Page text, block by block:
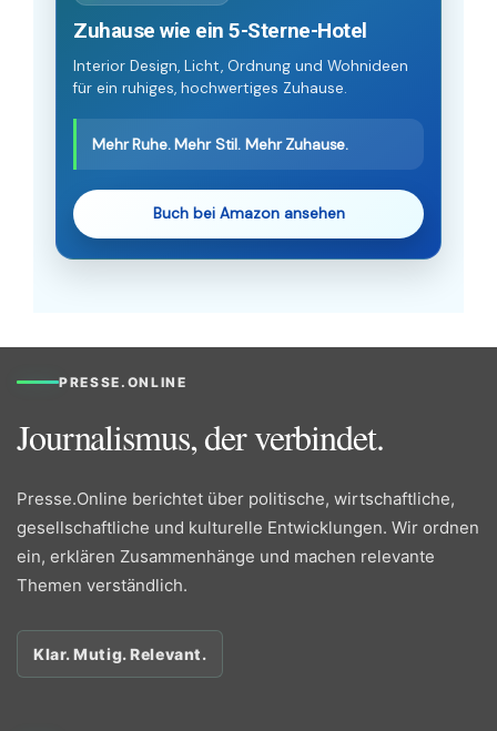
Zuhause wie ein 5-Sterne-Hotel
Interior Design, Licht, Ordnung und Wohnideen
für ein ruhiges, hochwertiges Zuhause.
Mehr Ruhe. Mehr Stil. Mehr Zuhause.
Buch bei Amazon ansehen
PRESSE.ONLINE
Journalismus, der verbindet.
Presse.Online berichtet über politische, wirtschaftliche,
gesellschaftliche und kulturelle Entwicklungen. Wir ordnen
ein, erklären Zusammenhänge und machen relevante
Themen verständlich.
Klar. Mutig. Relevant.